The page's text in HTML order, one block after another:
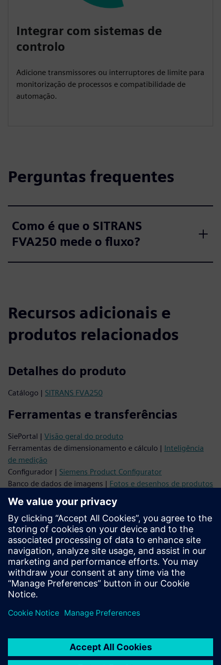
Integrar com sistemas de
controlo
Adicione transmissores ou interruptores de limite para
monitorização de processos e compatibilidade de
automação.
Perguntas frequentes
Como é que o SITRANS
FVA250 mede o fluxo?
Recursos adicionais e
produtos relacionados
Detalhes do produto
Catálogo | SITRANS FVA250
Ferramentas e transferências
SiePortal | Visão geral do produto
Ferramentas de dimensionamento e cálculo | Inteligência
de medição
Configurador | Siemens Product Configurator
Banco de dados de imagens | Fotos e desenhos de produtos
Gestor de transferências CAx
Vídeos |Youtube
Suporte
Suporte On-line |Todos os produtos
Suporte On-line | Fórum Técnico
Suporte On-line | Criar novo pedido de suporte